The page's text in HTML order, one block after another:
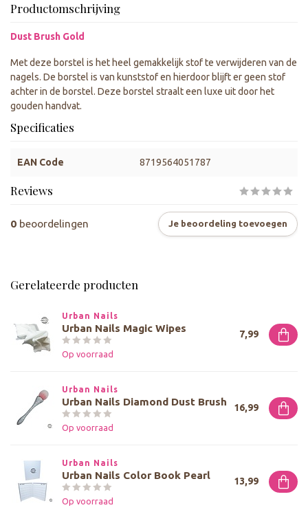
Productomschrijving
Dust Brush Gold
Met deze borstel is het heel gemakkelijk stof te verwijderen van de
nagels. De borstel is van kunststof en hierdoor blijft er geen stof
achter in de borstel. Deze borstel straalt een luxe uit door het
gouden handvat.
Specificaties
EAN Code 8719564051787
Reviews
0 beoordelingen Je beoordeling toevoegen
Gerelateerde producten
Urban Nails
Urban Nails Magic Wipes
Op voorraad
7,99
Urban Nails
Urban Nails Diamond Dust Brush
Op voorraad
16,99
Urban Nails
Urban Nails Color Book Pearl
Op voorraad
13,99